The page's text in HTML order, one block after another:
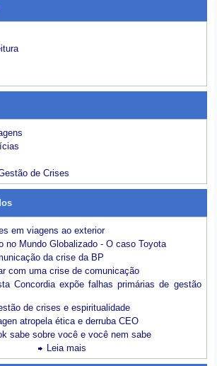
de Crises
em viagens ao exterior
no Mundo Globalizado - O caso Toyota
da crise da BP
com uma crise de comunicação
Concordia expõe falhas primárias de gestão
de crises e espiritualidade
atropela ética e derruba CEO
sabe sobre você e você nem sabe
Leia mais